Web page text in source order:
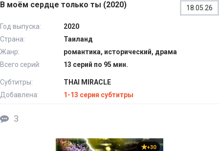
В моём сердце только ты (2020) 18.05.26
Год выпуска:
2020
Страна:
Таиланд
Жанр:
романтика, исторический, драма
Всего серий:
13 серий по 95 мин.
Субтитры:
THAI MIRACLE
Добавлена:
1-13 серия субтитры
3
+30